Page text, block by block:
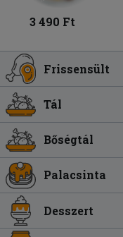
3 490 Ft
Frissensült
Tál
Bőségtál
Palacsinta
Desszert